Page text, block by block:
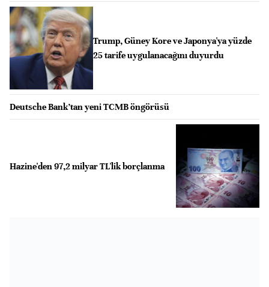
Trump, Güney Kore ve Japonya'ya yüzde
25 tarife uygulanacağını duyurdu
Deutsche Bank’tan yeni TCMB öngörüsü
Hazine'den 97,2 milyar TL'lik borçlanma